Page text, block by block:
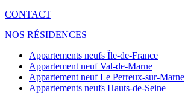
CONTACT
NOS RÉSIDENCES
Appartements neufs Île-de-France
Appartement neuf Val-de-Marne
Appartement neuf Le Perreux-sur-Marne
Appartements neufs Hauts-de-Seine